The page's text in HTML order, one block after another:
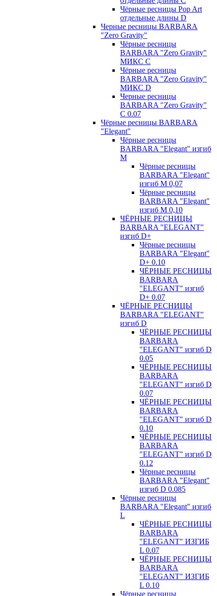
Чёрные ресницы Pop Art
отдельные длины D
Черные ресницы BARBARA
"Zero Gravity"
Чёрные ресницы
BARBARA "Zero Gravity"
МИКС C
Чёрные ресницы
BARBARA "Zero Gravity"
МИКС D
Черные ресницы
BARBARA "Zero Gravity"
С 0.07
Чёрные ресницы BARBARA
"Elegant"
Чёрные ресницы
BARBARA "Elegant" изгиб
М
Чёрные ресницы
BARBARA "Elegant"
изгиб М 0,07
Чёрные ресницы
BARBARA "Elegant"
изгиб М 0,10
ЧЁРНЫЕ РЕСНИЦЫ
BARBARA "ELEGANT"
изгиб D+
Чёрные ресницы
BARBARA "Elegant"
D+ 0.10
ЧЁРНЫЕ РЕСНИЦЫ
BARBARA
"ELEGANT" изгиб
D+ 0.07
ЧЁРНЫЕ РЕСНИЦЫ
BARBARA "ELEGANT"
изгиб D
ЧЁРНЫЕ РЕСНИЦЫ
BARBARA
"ELEGANT" изгиб D
0.05
ЧЁРНЫЕ РЕСНИЦЫ
BARBARA
"ELEGANT" изгиб D
0.07
ЧЁРНЫЕ РЕСНИЦЫ
BARBARA
"ELEGANT" изгиб D
0.10
ЧЁРНЫЕ РЕСНИЦЫ
BARBARA
"ELEGANT" изгиб D
0.12
Чёрные ресницы
BARBARA "Elegant"
изгиб D 0.085
Чёрные ресницы
BARBARA "Elegant" изгиб
L
ЧЁРНЫЕ РЕСНИЦЫ
BARBARA
"ELEGANT" ИЗГИБ
L 0.07
ЧЁРНЫЕ РЕСНИЦЫ
BARBARA
"ELEGANT" ИЗГИБ
L 0.10
Чёрные ресницы